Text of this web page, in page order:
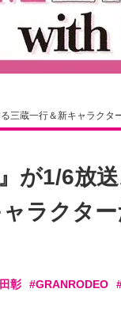
三蔵一行＆新キャラクタ
』が1/6放
ラクタ
彰 #GRANRODEO